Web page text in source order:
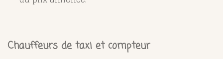
Chauffeurs de taxi et compteur